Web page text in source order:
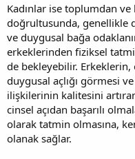
Kadınlar ise toplumdan
doğrultusunda, genellikle
ve duygusal bağa
erkeklerinden fiziksel
de bekleyebilir.
duygusal açlığı görmesi
ilişkilerinin kalitesini
cinsel açıdan başarılı
olarak tatmin olmasına,
olanak sağlar.